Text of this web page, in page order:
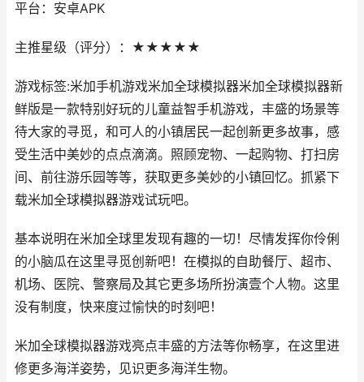
平台：安卓APK
主推星级（评分）：★★★★★
游戏标签:米加手机游戏米加全球模拟器米加全球模拟器新
鲜版是一款特别好玩的儿童益智手机游戏，丰盛的场景等
待大家的寻觅，和可人的小镇居民一起创新更多故事，感
受生活中美妙的点点滴滴。照顾宠物、一起购物、打扫房
间、前往游乐园等等，获取更多美妙的小镇回忆。抓紧下
载米加全球模拟器游戏试玩吧。
基本说明在米加全球里发现有趣的一切！尽情发挥你伶俐
的小脑瓜在这里寻觅创新吧！在模拟的自助餐厅、超市、
机场、医院、警察局及其它更多场所扮演壹个人物。这里
没有制度，快来度过愉快的时刻吧！
米加全球模拟器游戏亮点丰盛的方法等你畅享，在这里进
修更多海洋姿势，见识更多海洋生物。